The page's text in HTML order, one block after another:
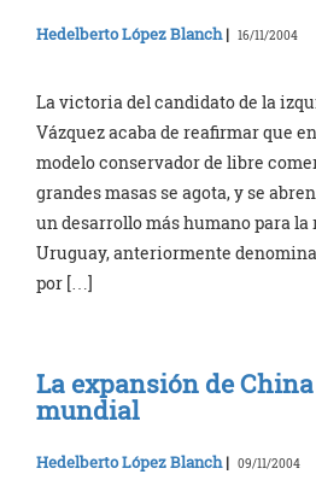
Hedelberto López Blanch| 16/11/2004
La victoria del candidato de la
Vázquez acaba de reafirmar que
modelo conservador de libre
grandes masas se agota, y se
un desarrollo más humano para la
Uruguay, anteriormente
por […]
La expansión de
mundial
Hedelberto López Blanch| 09/11/2004